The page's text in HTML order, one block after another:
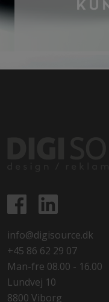
info@digisource.dk
+45 86 62 29 07
Man-fre 08.00 - 16.00
Lundvej 10
8800 Viborg